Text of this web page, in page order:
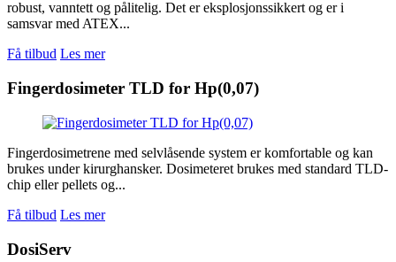
robust, vanntett og pålitelig. Det er eksplosjonssikkert og er i
samsvar med ATEX...
Få tilbud Les mer
Fingerdosimeter TLD for Hp(0,07)
Fingerdosimetrene med selvlåsende system er komfortable og kan
brukes under kirurghansker. Dosimeteret brukes med standard TLD-
chip eller pellets og...
Få tilbud Les mer
DosiServ